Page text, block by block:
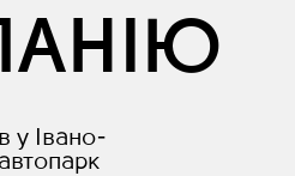
у Івано-